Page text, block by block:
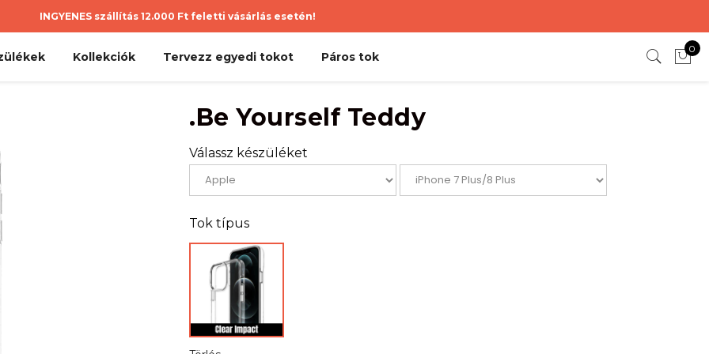
INGYENES szállítás 12.000 Ft feletti vásárlás esetén!
Kollekciók Tervezz egyedi tokot Páros tok
0
.Be Yourself Teddy
Válassz készüléket
Tok típus